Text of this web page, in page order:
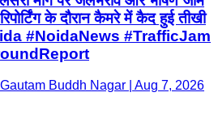
के दौरान कैमरे में कैद हुई तीखी
#NoidaNews #TrafficJam
Buddh Nagar | Aug 7, 2026